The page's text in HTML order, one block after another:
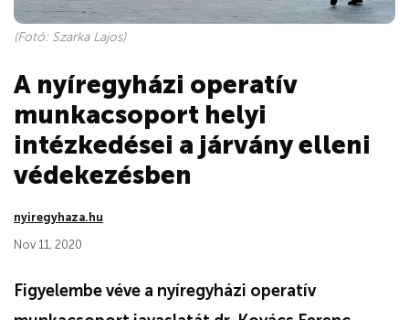
(Fotó: Szarka Lajos)
A nyíregyházi operatív
munkacsoport helyi
intézkedései a járvány elleni
védekezésben
nyiregyhaza.hu
Nov 11, 2020
Figyelembe véve a nyíregyházi operatív